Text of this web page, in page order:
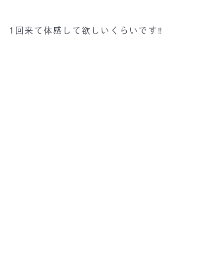
1回来て体感して欲しいくらいです‼️